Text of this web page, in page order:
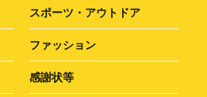
スポーツ・アウトドア
ファッション
感謝状等